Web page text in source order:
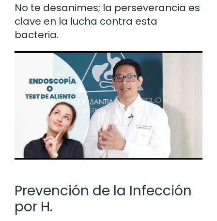
No te desanimes; la perseverancia es
clave en la lucha contra esta
bacteria.
Prevención de la Infección
por H.